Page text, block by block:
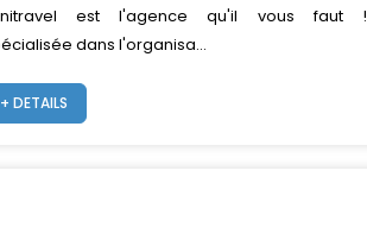
est l'agence qu'il vous faut !
dans l'organisa...
+ DETAILS